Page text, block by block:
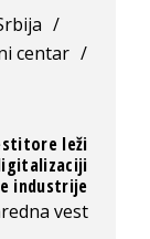
/
centar /
leži
industrije
vest